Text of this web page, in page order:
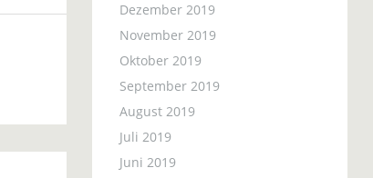
Dezember 2019
November 2019
Oktober 2019
September 2019
August 2019
Juli 2019
Juni 2019